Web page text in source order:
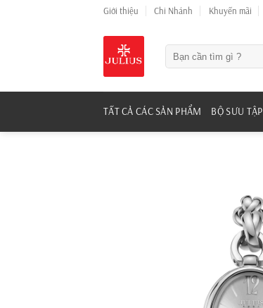
Giới thiệu Chi Nhánh Khuyến mãi
kiếm:
TẤT CẢ CÁC SẢN PHẨM BỘ SƯU TẬP